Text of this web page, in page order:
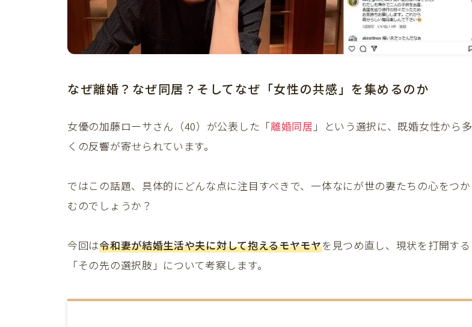
なぜ離婚？なぜ同居？そしてなぜ「女性の共感」を集めるのか
女優の加藤ローサさん（40）が公表した「離婚同居 」という選択に、既婚女性から多
くの反響が寄せられています。
ではこの話題、具体的にどんな点に注目すべきで、一体なにが世の妻たちの心をつか
むのでしょうか？
今回は令和妻が結婚生活や夫に対して抱えるモヤモヤを見つめ直し、現状を打開する
「その先の選択肢」について考察します。